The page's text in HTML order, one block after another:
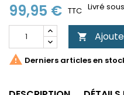
99,95 € TTC Livré

 Derniers articles en